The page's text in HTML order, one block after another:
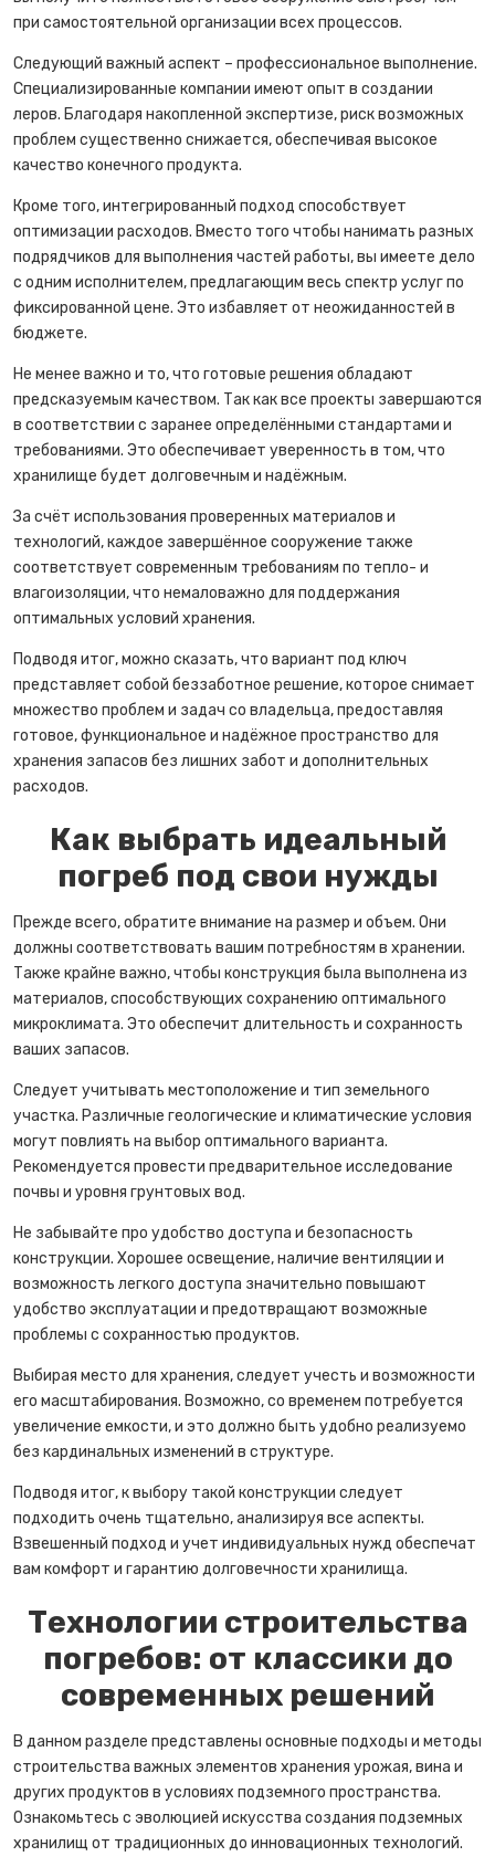
при самостоятельной организации всех процессов.
Следующий важный аспект – профессиональное выполнение.
Специализированные компании имеют опыт в создании
леров. Благодаря накопленной экспертизе, риск возможных
проблем существенно снижается, обеспечивая высокое
качество конечного продукта.
Кроме того, интегрированный подход способствует
оптимизации расходов. Вместо того чтобы нанимать разных
подрядчиков для выполнения частей работы, вы имеете дело
с одним исполнителем, предлагающим весь спектр услуг по
фиксированной цене. Это избавляет от неожиданностей в
бюджете.
Не менее важно и то, что готовые решения обладают
предсказуемым качеством. Так как все проекты завершаются
в соответствии с заранее определёнными стандартами и
требованиями. Это обеспечивает уверенность в том, что
хранилище будет долговечным и надёжным.
За счёт использования проверенных материалов и
технологий, каждое завершённое сооружение также
соответствует современным требованиям по тепло- и
влагоизоляции, что немаловажно для поддержания
оптимальных условий хранения.
Подводя итог, можно сказать, что вариант под ключ
представляет собой беззаботное решение, которое снимает
множество проблем и задач со владельца, предоставляя
готовое, функциональное и надёжное пространство для
хранения запасов без лишних забот и дополнительных
расходов.
Как выбрать идеальный
погреб под свои нужды
Прежде всего, обратите внимание на размер и объем. Они
должны соответствовать вашим потребностям в хранении.
Также крайне важно, чтобы конструкция была выполнена из
материалов, способствующих сохранению оптимального
микроклимата. Это обеспечит длительность и сохранность
ваших запасов.
Следует учитывать местоположение и тип земельного
участка. Различные геологические и климатические условия
могут повлиять на выбор оптимального варианта.
Рекомендуется провести предварительное исследование
почвы и уровня грунтовых вод.
Не забывайте про удобство доступа и безопасность
конструкции. Хорошее освещение, наличие вентиляции и
возможность легкого доступа значительно повышают
удобство эксплуатации и предотвращают возможные
проблемы с сохранностью продуктов.
Выбирая место для хранения, следует учесть и возможности
его масштабирования. Возможно, со временем потребуется
увеличение емкости, и это должно быть удобно реализуемо
без кардинальных изменений в структуре.
Подводя итог, к выбору такой конструкции следует
подходить очень тщательно, анализируя все аспекты.
Взвешенный подход и учет индивидуальных нужд обеспечат
вам комфорт и гарантию долговечности хранилища.
Технологии строительства
погребов: от классики до
современных решений
В данном разделе представлены основные подходы и методы
строительства важных элементов хранения урожая, вина и
других продуктов в условиях подземного пространства.
Ознакомьтесь с эволюцией искусства создания подземных
хранилищ от традиционных до инновационных технологий.